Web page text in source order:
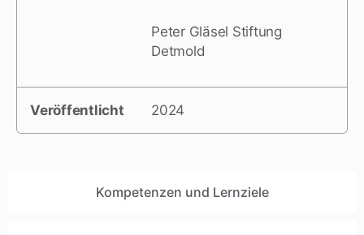
Kompetenzen und Lernziele
Peter Gläsel Stiftung
Detmold
Veröffentlicht 2024